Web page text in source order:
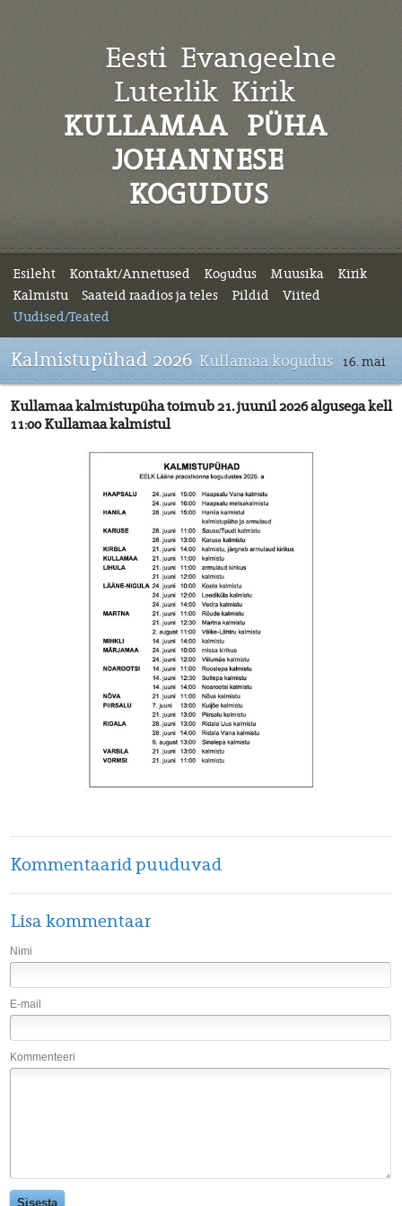
Eesti Evangeelne
Luterlik Kirik
KULLAMAA PÜHA
JOHANNESE
KOGUDUS
Esileht Kontakt/Annetused Kogudus Muusika
Kirik
Kalmistu
Saateid raadios ja teles Pildid
Viited
Uudised/Teated
Kalmistupühad 2026 Kullamaa kogudus 16. mai
Kullamaa kalmistupüha toimub 21. juunil 2026 algusega kell
11:00 Kullamaa kalmistul
Kommentaarid puuduvad
Lisa kommentaar
Nimi
E-mail
Kommenteeri